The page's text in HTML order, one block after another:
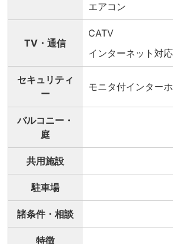
エアコン
TV・通信
CATV
インターネット対応
セキュリティ
ー
モニタ付インター
バルコニー・
庭
共用施設
駐車場
諸条件・相談
特徴